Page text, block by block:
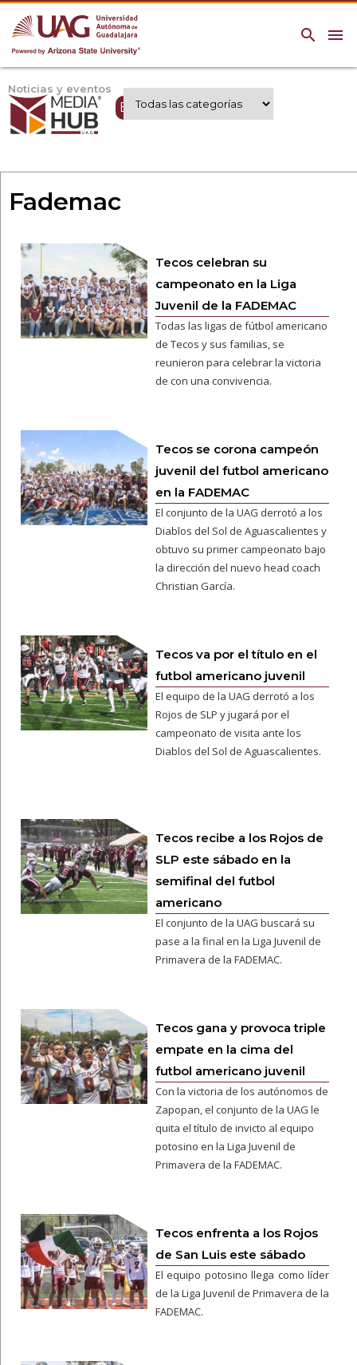
menu
search
Noticias y eventos
Expertos UAG
Fademac
Tecos celebran su
campeonato en la Liga
Juvenil de la FADEMAC
Todas las ligas de fútbol americano
de Tecos y sus familias, se
reunieron para celebrar la victoria
de con una convivencia.
Tecos se corona campeón
juvenil del futbol americano
en la FADEMAC
El conjunto de la UAG derrotó a los
Diablos del Sol de Aguascalientes y
obtuvo su primer campeonato bajo
la dirección del nuevo head coach
Christian García.
Tecos va por el título en el
futbol americano juvenil
El equipo de la UAG derrotó a los
Rojos de SLP y jugará por el
campeonato de visita ante los
Diablos del Sol de Aguascalientes.
Tecos recibe a los Rojos de
SLP este sábado en la
semifinal del futbol
americano
El conjunto de la UAG buscará su
pase a la final en la Liga Juvenil de
Primavera de la FADEMAC.
Tecos gana y provoca triple
empate en la cima del
futbol americano juvenil
Con la victoria de los autónomos de
Zapopan, el conjunto de la UAG le
quita el título de invicto al equipo
potosino en la Liga Juvenil de
Primavera de la FADEMAC.
Tecos enfrenta a los Rojos
de San Luis este sábado
El equipo potosino llega como líder
de la Liga Juvenil de Primavera de la
FADEMAC.